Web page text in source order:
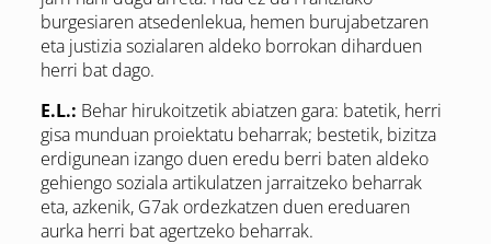
burgesiaren atsedenlekua, hemen burujabetzaren
eta justizia sozialaren aldeko borrokan diharduen
herri bat dago.
E.L.: Behar hirukoitzetik abiatzen gara: batetik, herri
gisa munduan proiektatu beharrak; bestetik, bizitza
erdigunean izango duen eredu berri baten aldeko
gehiengo soziala artikulatzen jarraitzeko beharrak
eta, azkenik, G7ak ordezkatzen duen ereduaren
aurka herri bat agertzeko beharrak.